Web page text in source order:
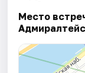
Место